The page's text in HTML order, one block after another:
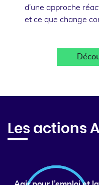
d'une approche
et ce que change
Les actions